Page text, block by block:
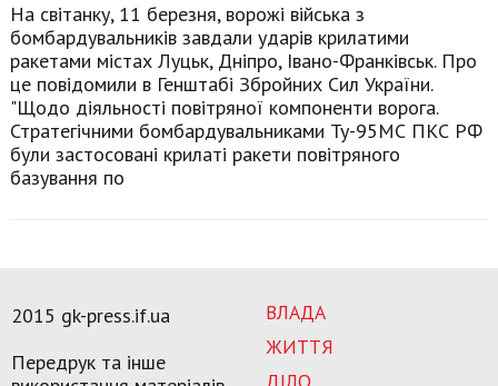
На світанку, 11 березня, ворожі війська з
бомбардувальників завдали ударів крилатими
ракетами містах Луцьк, Дніпро, Івано-Франківськ. Про
це повідомили в Генштабі Збройних Сил України.
"Щодо діяльності повітряної компоненти ворога.
Стратегічними бомбардувальниками Ту-95МС ПКС РФ
були застосовані крилаті ракети повітряного
базування по
ВЛАДА
ЖИТТЯ
2015 gk-press.if.ua
Передрук та інше